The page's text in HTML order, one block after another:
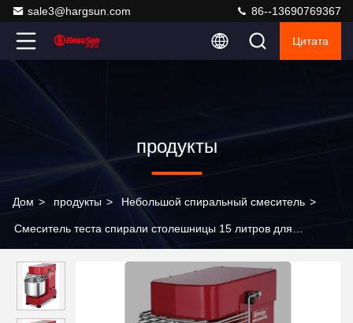
sale3@hargsun.com 86--13690769367
Цитата
продукты
Дом > продукты > Небольшой спиральный смеситель >
Смеситель теста спирали столешницы 15 литров для